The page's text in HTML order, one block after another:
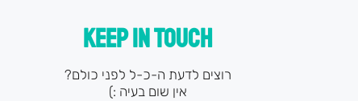
KEEP IN TOUCH
רוצים לדעת ה-כ-ל לפני כולם?
אין שום בעיה :)